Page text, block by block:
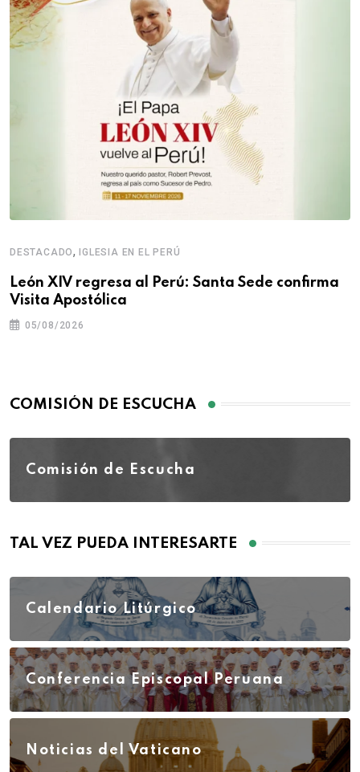
DESTACADO,IGLESIA EN EL PERÚ
León XIV regresa al Perú: Santa Sede confirma
Visita Apostólica
05/08/2026
COMISIÓN DE ESCUCHA
Comisión de Escucha
TAL VEZ PUEDA INTERESARTE
Calendario Litúrgico
Conferencia Episcopal Peruana
Noticias del Vaticano